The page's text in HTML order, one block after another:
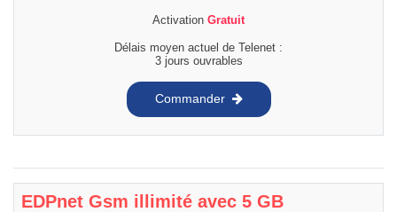
Activation Gratuit
Délais moyen actuel de Telenet :
3 jours ouvrables
Commander
EDPnet Gsm illimité avec 5 GB